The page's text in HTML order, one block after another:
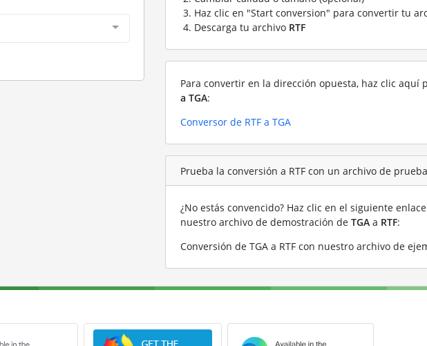
Haz clic en "Start conversion" para convertir tu
Descarga tu archivo RTF
Para convertir en la dirección opuesta, haz clic aquí
a TGA:
Conversor de RTF a TGA
Prueba la conversión a RTF con un archivo de
¿No estás convencido? Haz clic en el siguiente
nuestro archivo de demostración de TGA a RTF:
Conversión de TGA a RTF con nuestro archivo de